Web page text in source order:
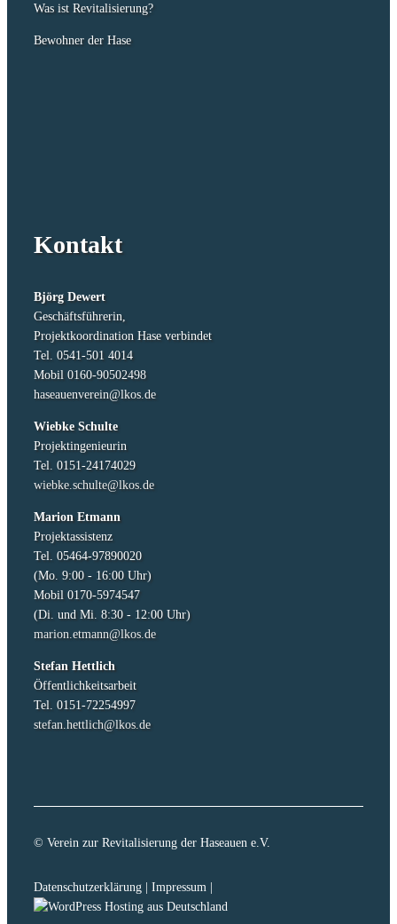
Was ist Revitalisierung?
Bewohner der Hase
Kontakt
Björg Dewert
Geschäftsführerin,
Projektkoordination Hase verbindet
Tel. 0541-501 4014
Mobil 0160-90502498
haseauenverein@lkos.de
Wiebke Schulte
Projektingenieurin
Tel. 0151-24174029
wiebke.schulte@lkos.de
Marion Etmann
Projektassistenz
Tel. 05464-97890020
(Mo. 9:00 - 16:00 Uhr)
Mobil 0170-5974547
(Di. und Mi. 8:30 - 12:00 Uhr)
marion.etmann@lkos.de
Stefan Hettlich
Öffentlichkeitsarbeit
Tel. 0151-72254997
stefan.hettlich@lkos.de
© Verein zur Revitalisierung der Haseauen e.V.
Datenschutzerklärung Impressum